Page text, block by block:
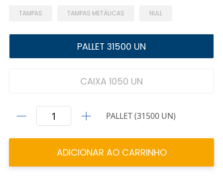
TAMPAS TAMPAS METÁLICAS NULL
PALLET 31500 UN
CAIXA 1050 UN
PALLET (31500 UN)
ADICIONAR AO CARRINHO